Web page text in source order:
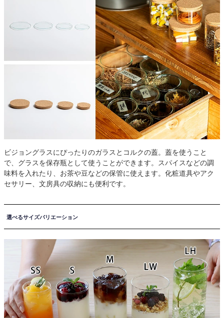
ビジョングラスにぴったりのガラスとコルクの蓋。蓋を使うこと
で、グラスを保存瓶として使うことができます。スパイスなどの調
味料を入れたり、お茶や豆などの保管に使えます。化粧道具やアク
セサリー、文房具の収納にも便利です。
選べるサイズバリエーション